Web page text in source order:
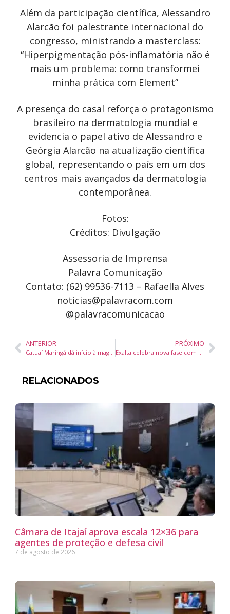
Além da participação científica, Alessandro
Alarcão foi palestrante internacional do
congresso, ministrando a masterclass:
“Hiperpigmentação pós-inflamatória não é
mais um problema: como transformei
minha prática com Element”
A presença do casal reforça o protagonismo
brasileiro na dermatologia mundial e
evidencia o papel ativo de Alessandro e
Geórgia Alarcão na atualização científica
global, representando o país em um dos
centros mais avançados da dermatologia
contemporânea.
Fotos:
Créditos: Divulgação
Assessoria de Imprensa
Palavra Comunicação
Contato: (62) 99536-7113 – Rafaella Alves
noticias@palavracom.com
@palavracomunicacao
ANTERIOR
Catuaí Maringá dá início à magia do Natal com espetáculo inédito e chegada do Papai Noel
PRÓXIMO
Exalta celebra nova fase com o lançamento de “Dona do Prazer”
RELACIONADOS
Câmara de Itajaí aprova escala 12×36 para
agentes de proteção e defesa civil
7 de agosto de 2026